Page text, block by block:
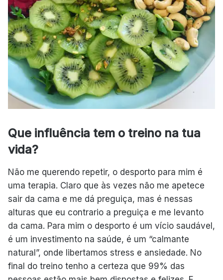
Que influência tem o treino na tua
vida?
Não me querendo repetir, o desporto para mim é
uma terapia. Claro que às vezes não me apetece
sair da cama e me dá preguiça, mas é nessas
alturas que eu contrario a preguiça e me levanto
da cama. Para mim o desporto é um vício saudável,
é um investimento na saúde, é um “calmante
natural”, onde libertamos stress e ansiedade. No
final do treino tenho a certeza que 99% das